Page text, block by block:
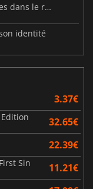
Dark Dominion : La reconquête des âmes dans le royaume de la mort
identité
3.37€
32.65€
22.39€
Sin 11.21€